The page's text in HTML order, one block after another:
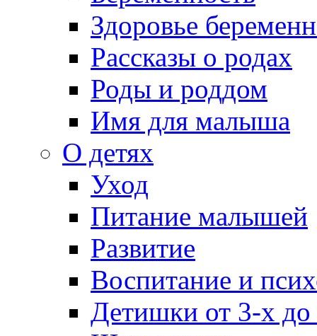
Здоровье
Рассказы о родах
Роды и роддом
Имя для малыша
О детях
Уход
Питание малышей
Развитие
Воспитание и
Детишки от 3-х